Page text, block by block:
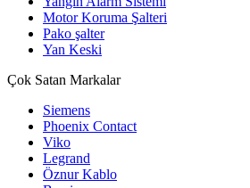
Motor Koruma Şalteri
Pako şalter
Yan Keski
Çok Satan Markalar
Siemens
Phoenix Contact
Viko
Legrand
Öznur Kablo